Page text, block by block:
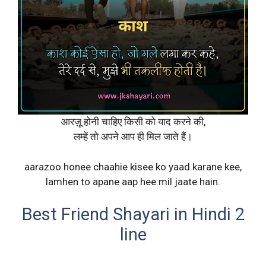
आरज़ू होनी चाहिए किसी को याद करने की,
लम्हें तो अपने आप ही मिल जाते हैं।
aarazoo honee chaahie kisee ko yaad karane kee,
lamhen to apane aap hee mil jaate hain.
Best Friend Shayari in Hindi 2
line